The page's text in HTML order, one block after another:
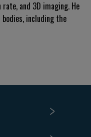
and 3D imaging. He
including the